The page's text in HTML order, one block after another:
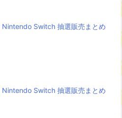
Nintendo Switch 抽選販売まとめ
Nintendo Switch 抽選販売まとめ